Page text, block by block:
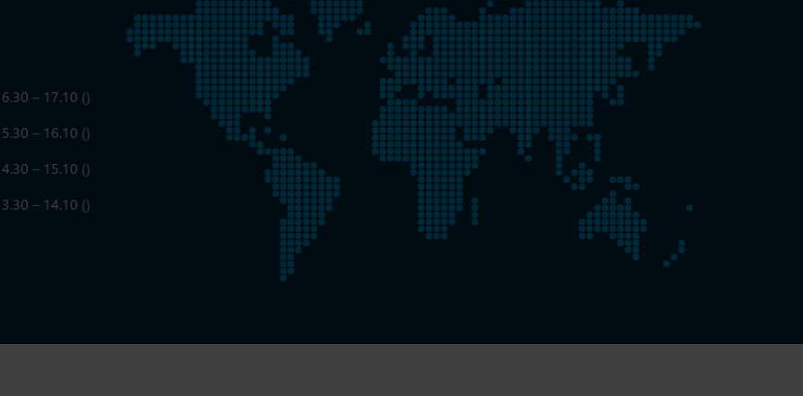
– 17.10 ()
– 16.10 ()
– 15.10 ()
– 14.10 ()